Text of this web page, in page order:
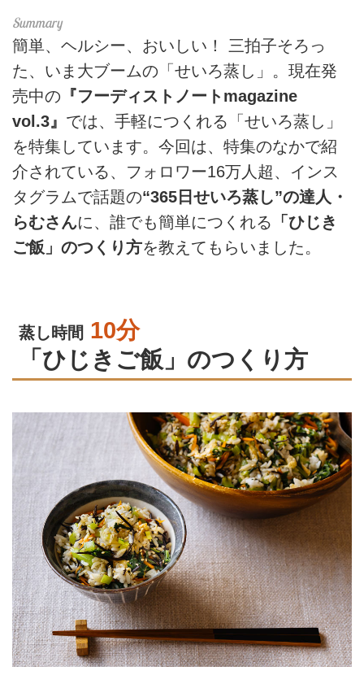
簡単、ヘルシー、おいしい！ 三拍子そろっ
た、いま大ブームの「せいろ蒸し」。現在発
売中の 『フーディストノートmagazine
vol.3』 では、手軽につくれる「せいろ蒸し」
を特集しています。今回は、特集のなかで紹
介されている、フォロワー16万人超、インス
タグラムで話題の“365日せいろ蒸し”の達人・
らむさんに、誰でも簡単につくれる 「ひじき
ご飯」のつくり方を教えてもらいました。
蒸し時間 10分
「ひじきご飯」のつくり方